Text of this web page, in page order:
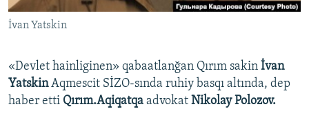
QOŞULIÑIZ!
RFE/RS bütün saytları
İvan Yatskin
«Devlet hainliginen» qabaatlanğan Qırım sakin İvan
YatskinAqmescit SİZO-sında ruhiy basqı altında, dep
haber etti Qırım.Aqiqatqa advokat Nikolay Polozov.